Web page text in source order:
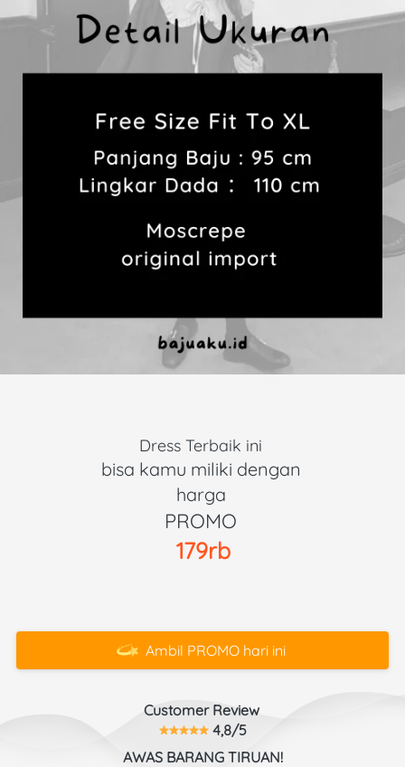
Dress Terbaik ini
bisa kamu miliki dengan
harga
PROMO
179rb
` Ambil PROMO hari ini
Customer Review
4,8/5
AWAS BARANG TIRUAN!